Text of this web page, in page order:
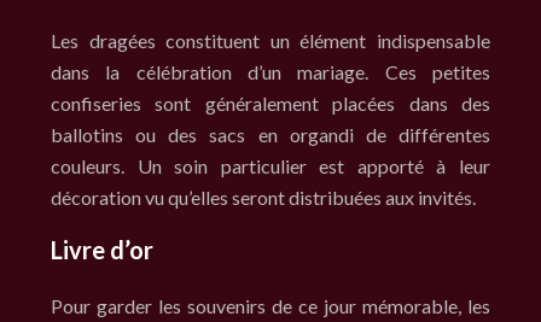
Les dragées constituent un élément indispensable
dans la célébration d’un mariage. Ces petites
confiseries sont généralement placées dans des
ballotins ou des sacs en organdi de différentes
couleurs. Un soin particulier est apporté à leur
décoration vu qu’elles seront distribuées aux invités.
Livre d’or
Pour garder les souvenirs de ce jour mémorable, les